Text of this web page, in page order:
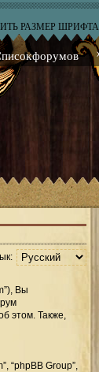
РАЗМЕР ШРИФТА
форумов
Вы
этом. Также,
“phpBB Group”,